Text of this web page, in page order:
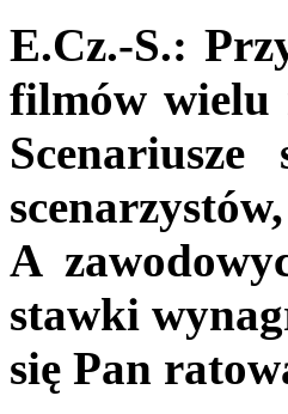
E.Cz.-S.:
filmów wielu
A
stawki
się Pan